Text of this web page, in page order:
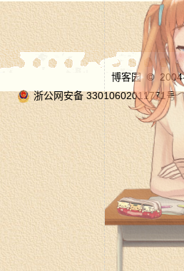
博客园 ©
浙公网安备 33010602011771号